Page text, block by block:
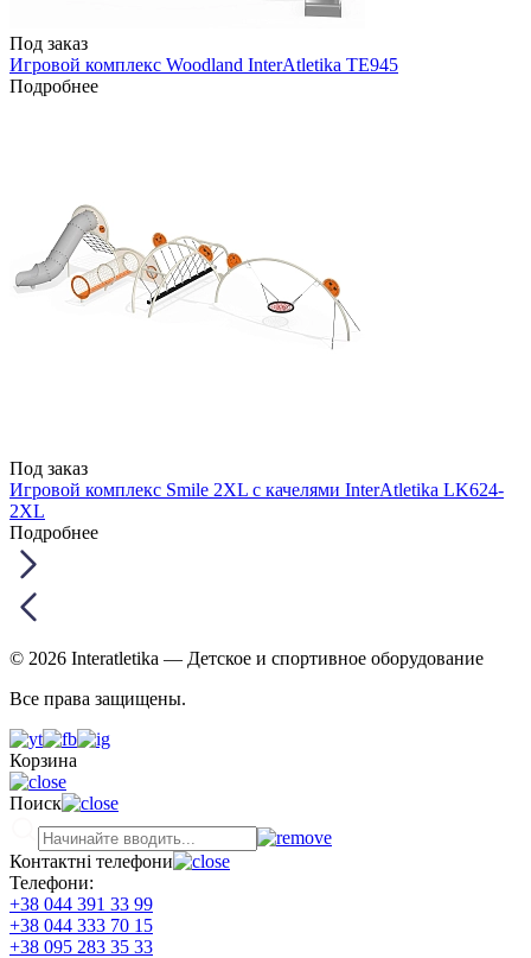
Под заказ
Игровой комплекс Woodland InterAtletika TE945
Подробнее
Под заказ
Игровой комплекс Smile 2XL с качелями InterAtletika LK624-
2XL
Подробнее
© 2026 Interatletika — Детское и спортивное оборудование
Все права защищены.
Корзина
Поиск
Контактні телефони
Телефони:
+38 044 391 33 99
+38 044 333 70 15
+38 095 283 35 33